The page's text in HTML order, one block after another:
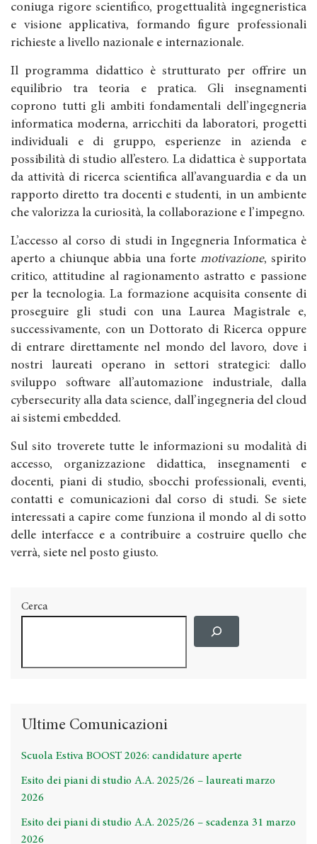
coniuga rigore scientifico, progettualità ingegneristica
e visione applicativa, formando figure professionali
richieste a livello nazionale e internazionale.
Il programma didattico è strutturato per offrire un
equilibrio tra teoria e pratica. Gli insegnamenti
coprono tutti gli ambiti fondamentali dell’ingegneria
informatica moderna, arricchiti da laboratori, progetti
individuali e di gruppo, esperienze in azienda e
possibilità di studio all’estero. La didattica è supportata
da attività di ricerca scientifica all’avanguardia e da un
rapporto diretto tra docenti e studenti, in un ambiente
che valorizza la curiosità, la collaborazione e l’impegno.
L’accesso al corso di studi in Ingegneria Informatica è
aperto a chiunque abbia una forte motivazione, spirito
critico, attitudine al ragionamento astratto e passione
per la tecnologia. La formazione acquisita consente di
proseguire gli studi con una Laurea Magistrale e,
successivamente, con un Dottorato di Ricerca oppure
di entrare direttamente nel mondo del lavoro, dove i
nostri laureati operano in settori strategici: dallo
sviluppo software all’automazione industriale, dalla
cybersecurity alla data science, dall’ingegneria del cloud
ai sistemi embedded.
Sul sito troverete tutte le informazioni su modalità di
accesso, organizzazione didattica, insegnamenti e
docenti, piani di studio, sbocchi professionali, eventi,
contatti e comunicazioni dal corso di studi. Se siete
interessati a capire come funziona il mondo al di sotto
delle interfacce e a contribuire a costruire quello che
verrà, siete nel posto giusto.
Cerca
Ultime Comunicazioni
Scuola Estiva BOOST 2026: candidature aperte
Esito dei piani di studio A.A. 2025/26 – laureati marzo
2026
Esito dei piani di studio A.A. 2025/26 – scadenza 31 marzo
2026